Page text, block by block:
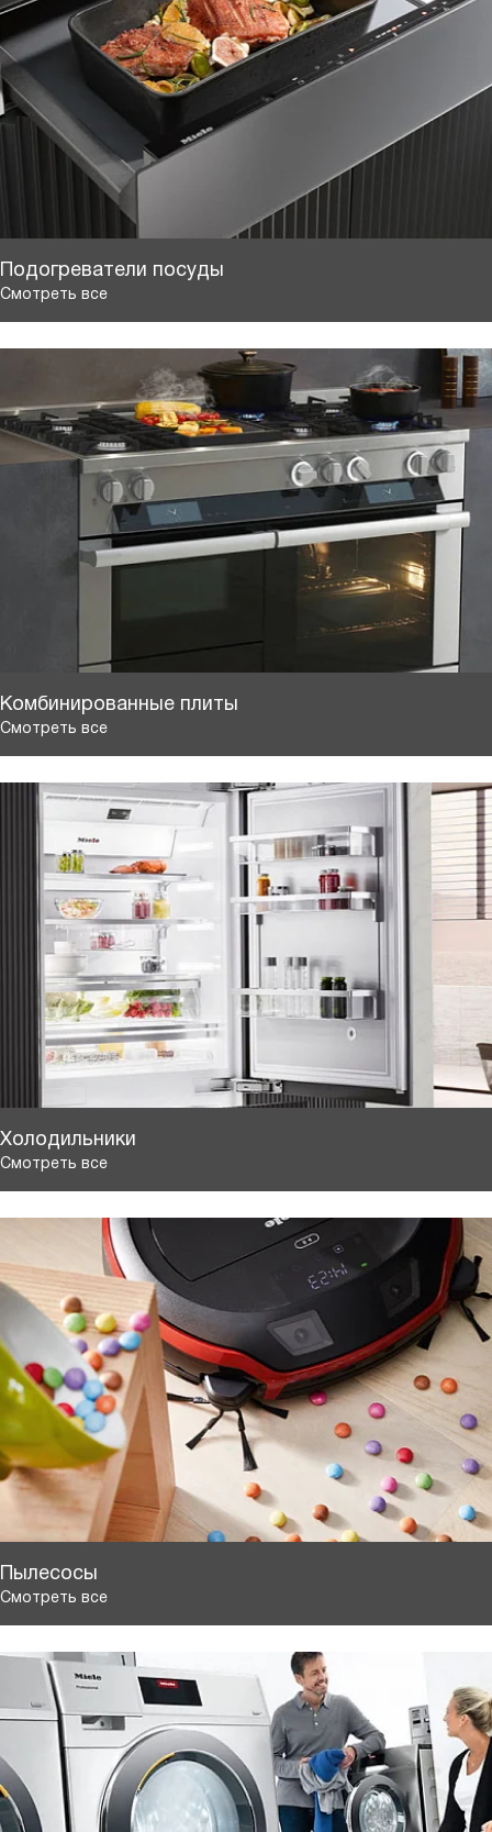
Подогреватели посуды
Смотреть все
Комбинированные плиты
Смотреть все
Холодильники
Смотреть все
Пылесосы
Смотреть все